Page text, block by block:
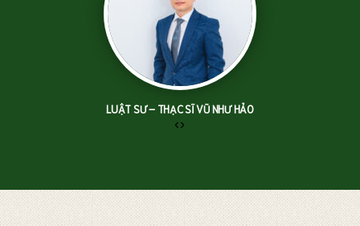
LUẬT SƯ – THẠC SĨ VŨ NHƯ HẢO
‹›